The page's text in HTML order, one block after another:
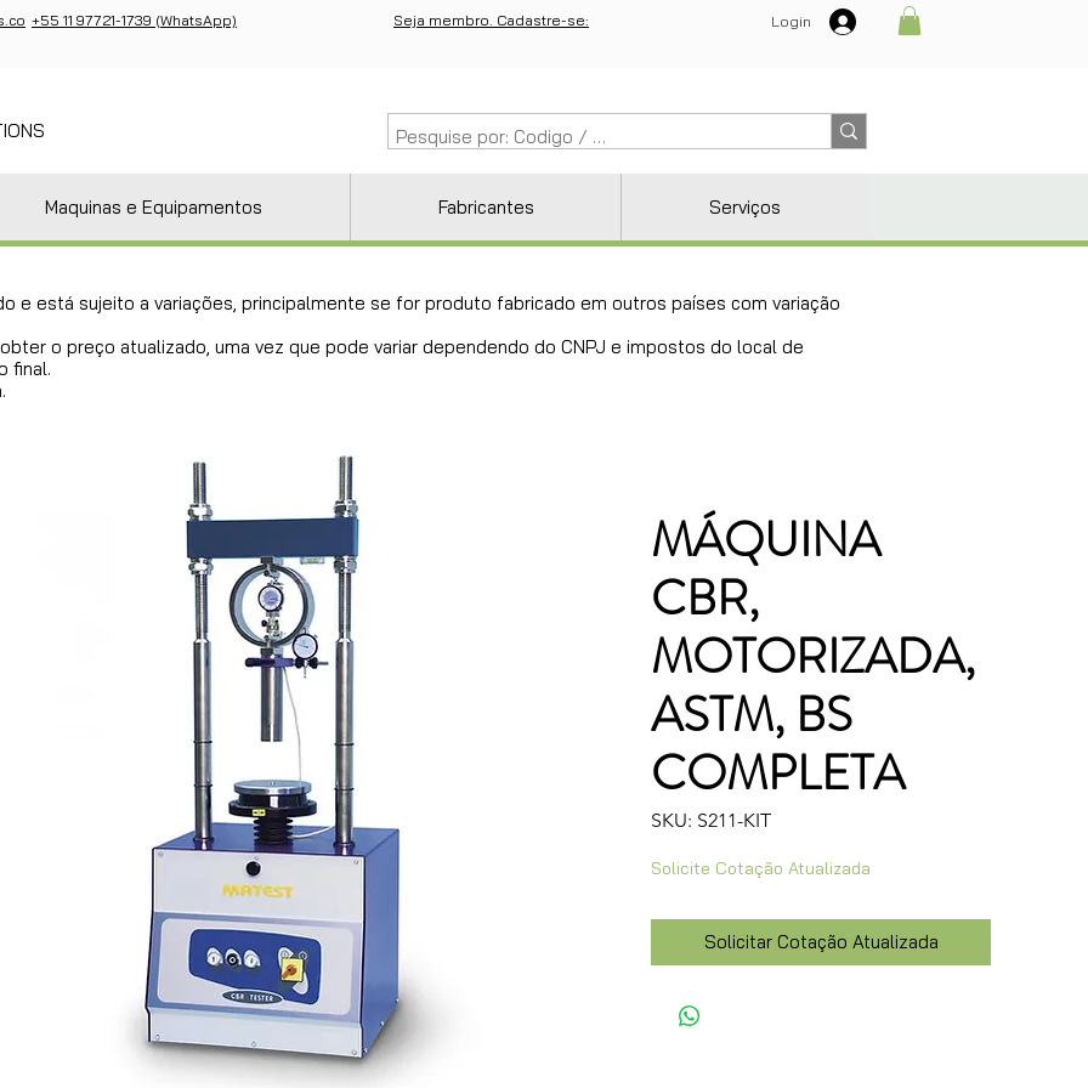
+55 11 97721-1739 (WhatsApp) Seja membro. Cadastre-se: Login
Maquinas e Equipamentos Fabricantes Serviços
e está sujeito a variações, principalmente se for produto fabricado em outros países com variação
o preço atualizado, uma vez que pode variar dependendo do CNPJ e impostos do local de
final.
MÁQUINA
CBR,
MOTORIZADA,
ASTM, BS
COMPLETA
SKU: S211-KIT
Solicite Cotação Atualizada
Solicitar Cotação Atualizada